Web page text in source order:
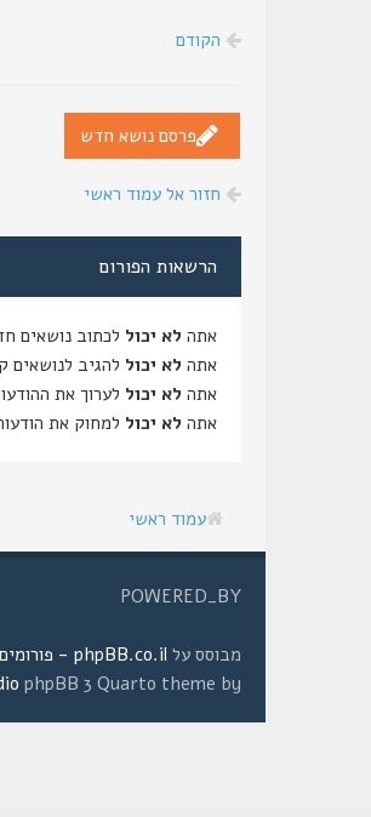
הקודם
פרסם נושא חדש
חזור אל עמוד ראשי
הרשאות הפורום
אתה לא יכול לכתוב נושאים
אתה לא יכול להגיב לנושאים
אתה לא יכול לערוך את
אתה לא יכול למחוק את
עמוד ראשי
POWERED_BY
מבוסס על phpBB.co.il - פורומים בעברית
phpBB 3 Quarto theme by